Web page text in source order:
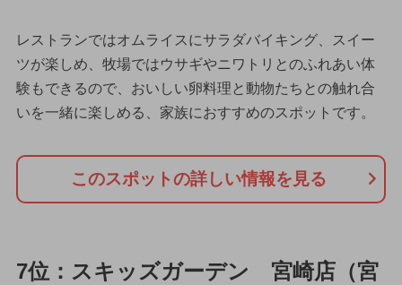
レストランではオムライスにサラダバイキング、スイー
ツが楽しめ、牧場ではウサギやニワトリとのふれあい体
験もできるので、おいしい卵料理と動物たちとの触れ合
いを一緒に楽しめる、家族におすすめのスポットです。
このスポットの詳しい情報を見る
7位：スキッズガーデン 宮崎店（宮